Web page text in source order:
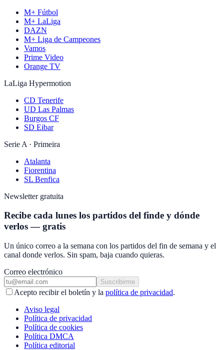
M+ Fútbol
M+ LaLiga
DAZN
M+ Liga de Campeones
Vamos
Prime Video
Orange TV
LaLiga Hypermotion
CD Tenerife
UD Las Palmas
Burgos CF
SD Eibar
Serie A · Primeira
Atalanta
Fiorentina
SL Benfica
Newsletter gratuita
Recibe cada lunes los partidos del finde y dónde
verlos — gratis
Un único correo a la semana con los partidos del fin de semana y el
canal donde verlos. Sin spam, baja cuando quieras.
Correo electrónico
Suscribirme
Acepto recibir el boletín y la política de privacidad.
Aviso legal
Política de privacidad
Política de cookies
Política DMCA
Política editorial